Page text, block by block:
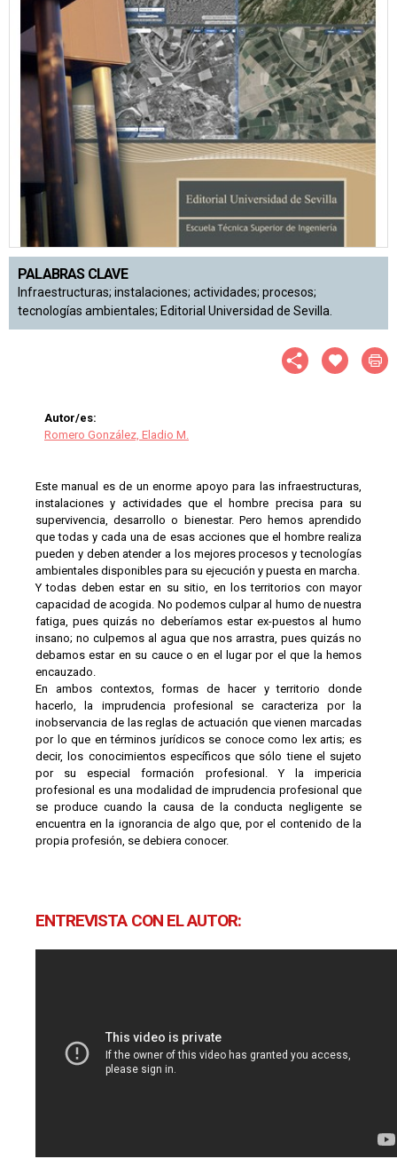
PALABRAS CLAVE
Infraestructuras; instalaciones; actividades; procesos;
tecnologías ambientales; Editorial Universidad de Sevilla.
Autor/es:
Romero González, Eladio M.
Este manual es de un enorme apoyo para las infraestructuras,
instalaciones y actividades que el hombre precisa para su
supervivencia, desarrollo o bienestar. Pero hemos aprendido
que todas y cada una de esas acciones que el hombre realiza
pueden y deben atender a los mejores procesos y tecnologías
ambientales disponibles para su ejecución y puesta en marcha.
Y todas deben estar en su sitio, en los territorios con mayor
capacidad de acogida. No podemos culpar al humo de nuestra
fatiga, pues quizás no deberíamos estar ex-puestos al humo
insano; no culpemos al agua que nos arrastra, pues quizás no
debamos estar en su cauce o en el lugar por el que la hemos
encauzado.
En ambos contextos, formas de hacer y territorio donde
hacerlo, la imprudencia profesional se caracteriza por la
inobservancia de las reglas de actuación que vienen marcadas
por lo que en términos jurídicos se conoce como lex artis; es
decir, los conocimientos específicos que sólo tiene el sujeto
por su especial formación profesional. Y la impericia
profesional es una modalidad de imprudencia profesional que
se produce cuando la causa de la conducta negligente se
encuentra en la ignorancia de algo que, por el contenido de la
propia profesión, se debiera conocer.
ENTREVISTA CON EL AUTOR: